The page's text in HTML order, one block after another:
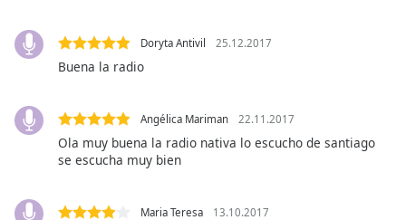
Opacity
Text
Background
Opacity
Doryta Antivil 25.12.2017
Buena la radio
Angélica Mariman 22.11.2017
Ola muy buena la radio nativa lo escucho de santiago
se escucha muy bien
Maria Teresa 13.10.2017